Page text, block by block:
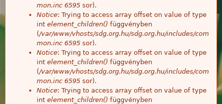
mon.inc 6595 sor).
Notice: Trying to access array offset on value of type
int element_children() függvényben
(/var/www/vhosts/sdg.org.hu/sdg.org.hu/includes/com
mon.inc 6595 sor).
Notice: Trying to access array offset on value of type
int element_children() függvényben
(/var/www/vhosts/sdg.org.hu/sdg.org.hu/includes/com
mon.inc 6595 sor).
Notice: Trying to access array offset on value of type
int element_children() függvényben